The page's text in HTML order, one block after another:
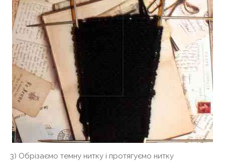
3) Обрізаємо темну нитку і протягуємо нитку